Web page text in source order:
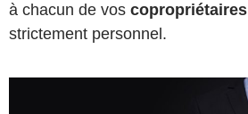
à chacun de vos copropriétaires
strictement personnel.